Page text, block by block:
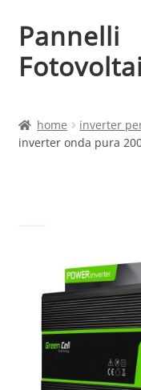
Vai
alla
navigazione
Vai
al
contenuto
Pannelli
Cart
Chi siamo
Contatti
My account
Produttori
home
inverter
inverter onda pura